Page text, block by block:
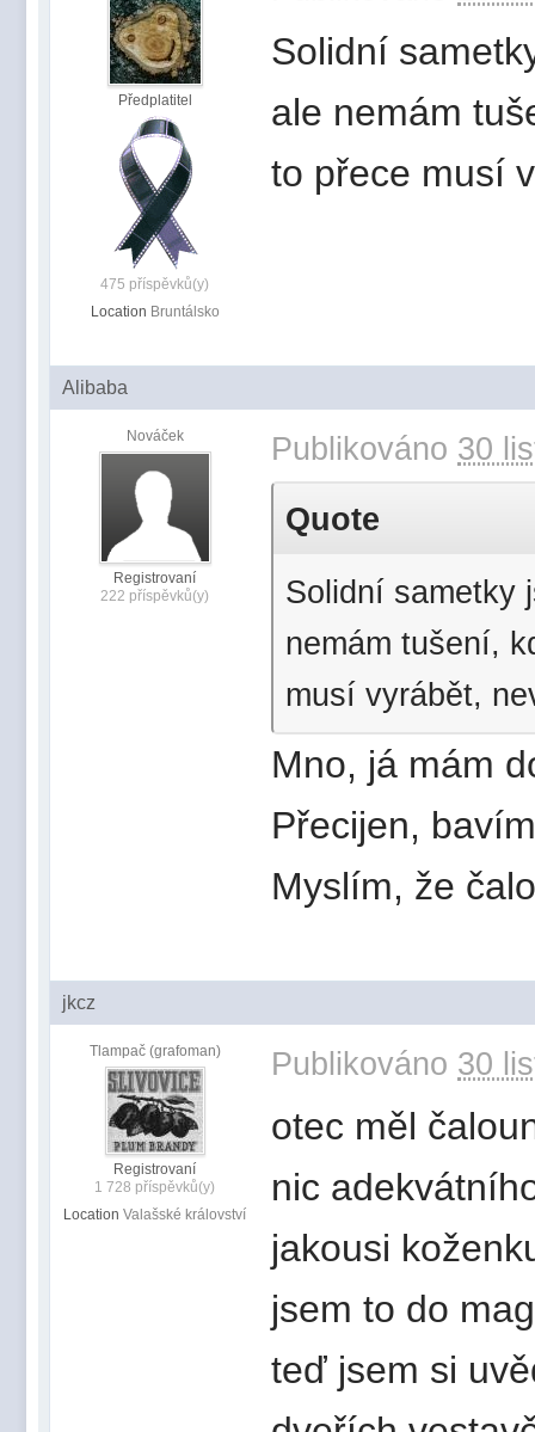
Předplatitel
475 příspěvků(y)
Location Bruntálsko
Solidní
ale nemám
to přece musí
Alibaba
Nováček
Registrovaní
222 příspěvků(y)
Publikováno 30
Quote
Solidní sametky
nemám tušení,
musí vyrábět,
Mno, já mám
Přecijen,
Myslím, že
jkcz
Tlampač (grafoman)
Registrovaní
1 728 příspěvků(y)
Location Valašské království
Publikováno 30
otec měl
nic
jakousi
jsem to do
teď jsem si